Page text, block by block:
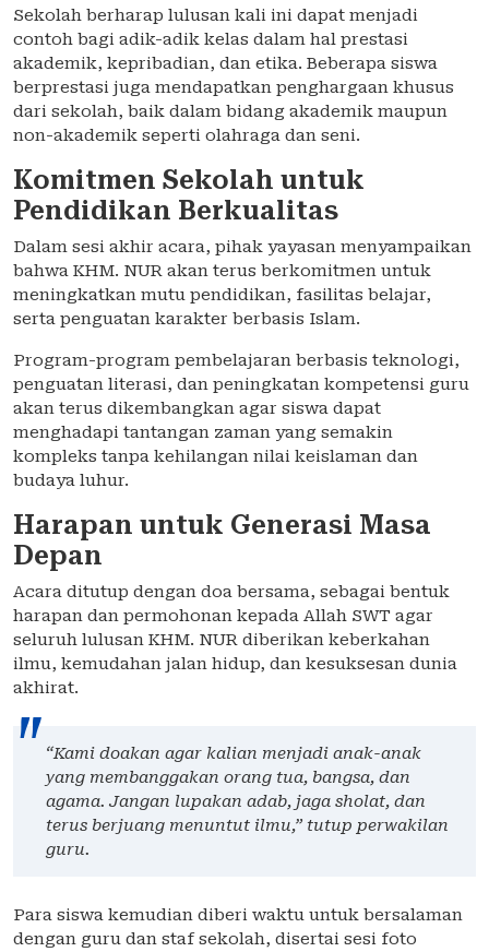
Sekolah berharap lulusan kali ini dapat menjadi
contoh bagi adik-adik kelas dalam hal prestasi
akademik, kepribadian, dan etika. Beberapa siswa
berprestasi juga mendapatkan penghargaan khusus
dari sekolah, baik dalam bidang akademik maupun
non-akademik seperti olahraga dan seni.
Komitmen Sekolah untuk
Pendidikan Berkualitas
Dalam sesi akhir acara, pihak yayasan menyampaikan
bahwa KHM. NUR akan terus berkomitmen untuk
meningkatkan mutu pendidikan, fasilitas belajar,
serta penguatan karakter berbasis Islam.
Program-program pembelajaran berbasis teknologi,
penguatan literasi, dan peningkatan kompetensi guru
akan terus dikembangkan agar siswa dapat
menghadapi tantangan zaman yang semakin
kompleks tanpa kehilangan nilai keislaman dan
budaya luhur.
Harapan untuk Generasi Masa
Depan
Acara ditutup dengan doa bersama, sebagai bentuk
harapan dan permohonan kepada Allah SWT agar
seluruh lulusan KHM. NUR diberikan keberkahan
ilmu, kemudahan jalan hidup, dan kesuksesan dunia
akhirat.
“Kami doakan agar kalian menjadi anak-anak
yang membanggakan orang tua, bangsa, dan
agama. Jangan lupakan adab, jaga sholat, dan
terus berjuang menuntut ilmu,” tutup perwakilan
guru.
Para siswa kemudian diberi waktu untuk bersalaman
dengan guru dan staf sekolah, disertai sesi foto